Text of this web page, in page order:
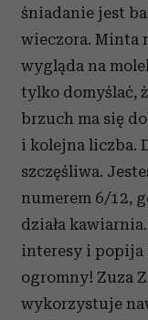
śniadanie jest
wieczora. Minta
wygląda na
tylko domyślać,
brzuch ma się
i kolejna liczba.
szczęśliwa.
numerem 6/12,
działa
interesy i popija
ogromny! Zuza
wykorzystuje